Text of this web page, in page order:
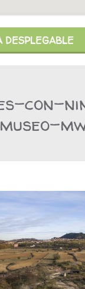
DESPLEGABLE
con-